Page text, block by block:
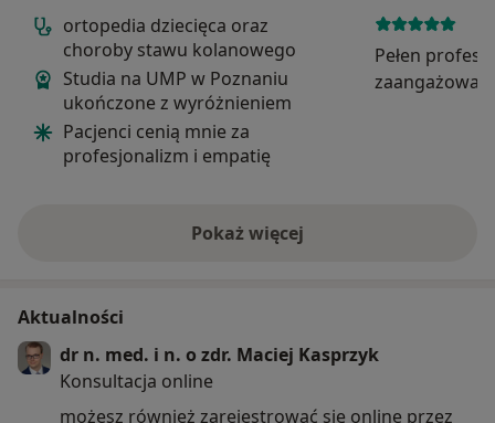
ortopedia dziecięca oraz
choroby stawu kolanowego
Studia na UMP w Poznaniu
ukończone z wyróżnieniem
Pacjenci cenią mnie za
profesjonalizm i empatię
Pełen
Pokaż więcejo doświadczeniu
Aktualności
dr n. med. i n. o zdr. Maciej Kasprzyk
Konsultacja online
możesz również zarejestrować się online przez